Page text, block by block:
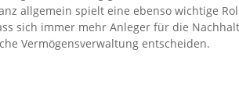
allgemein spielt eine ebenso wichtige
sich immer mehr Anleger für die
Vermögensverwaltung entscheiden.